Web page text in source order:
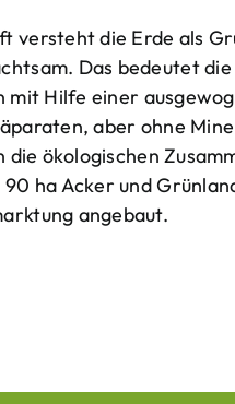
versteht die Erde als
Das bedeutet
mit Hilfe einer
aber ohne
ökologischen
ha Acker und
angebaut.